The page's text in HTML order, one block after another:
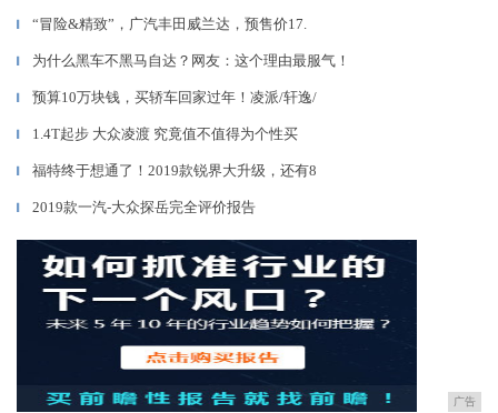
▎ “冒险&精致”，广汽丰田威兰达，预售价17.
▎ 为什么黑车不黑马自达？网友：这个理由最服气！
▎ 预算10万块钱，买轿车回家过年！凌派/轩逸/
▎ 1.4T起步 大众凌渡 究竟值不值得为个性买
▎ 福特终于想通了！2019款锐界大升级，还有8
▎ 2019款一汽-大众探岳完全评价报告
广告